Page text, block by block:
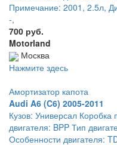
Примечание: 2001, 2.5л,
-,
700 руб.
Motorland
Москва
Нажмите здесь
Амортизатор капота
Audi A6 (C6) 2005-2011
Кузов: Универсал
двигателя: BPP Тип
Особенности двигателя: